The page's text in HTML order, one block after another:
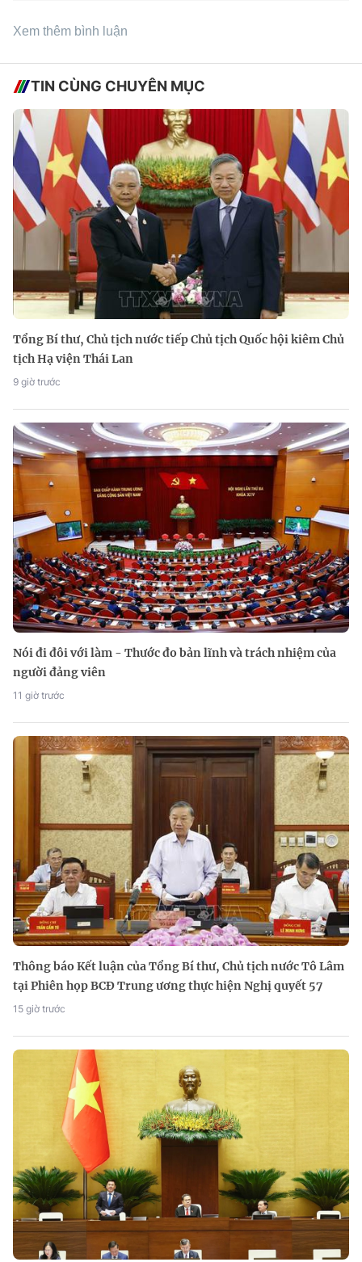
Xem thêm bình luận
TIN CÙNG CHUYÊN MỤC
Tổng Bí thư, Chủ tịch nước tiếp Chủ tịch Quốc hội kiêm Chủ
tịch Hạ viện Thái Lan
9 giờ trước
Nói đi đôi với làm - Thước đo bản lĩnh và trách nhiệm của
người đảng viên
11 giờ trước
Thông báo Kết luận của Tổng Bí thư, Chủ tịch nước Tô Lâm
tại Phiên họp BCĐ Trung ương thực hiện Nghị quyết 57
15 giờ trước